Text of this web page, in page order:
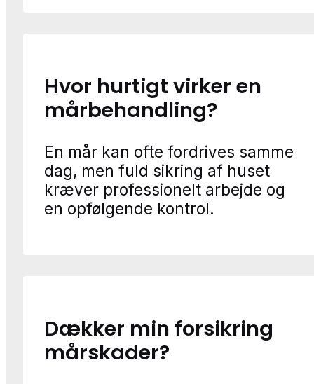
Hvor hurtigt virker en
mårbehandling?
En mår kan ofte fordrives samme
dag, men fuld sikring af huset
kræver professionelt arbejde og
en opfølgende kontrol.
Dækker min forsikring
mårskader?